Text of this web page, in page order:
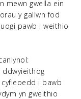
mewn gwella ein
y gallwn fod
pawb i weithio
ddwyieithog
cyfleoedd i bawb
yn gweithio